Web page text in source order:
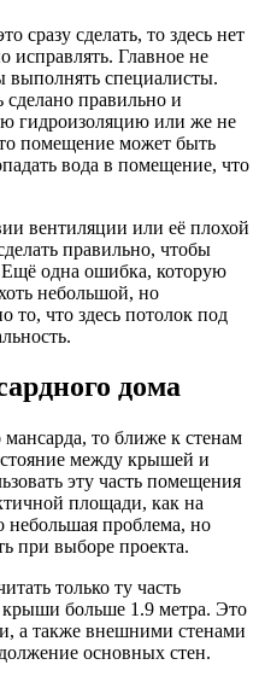
сразу сделать, то здесь нет
Главное не
выполнять специалисты.
сделано правильно и
гидроизоляцию или же не
помещение может быть
вода в помещение, что
вентиляции или её плохой
правильно, чтобы
Ещё одна ошибка, которую
небольшой, но
то, что здесь потолок под
дома
то ближе к стенам
между крышей и
эту часть помещения
площади, как на
небольшая проблема, но
при выборе проекта.
только ту часть
крыши больше 1.9 метра. Это
а также внешними стенами
основных стен.